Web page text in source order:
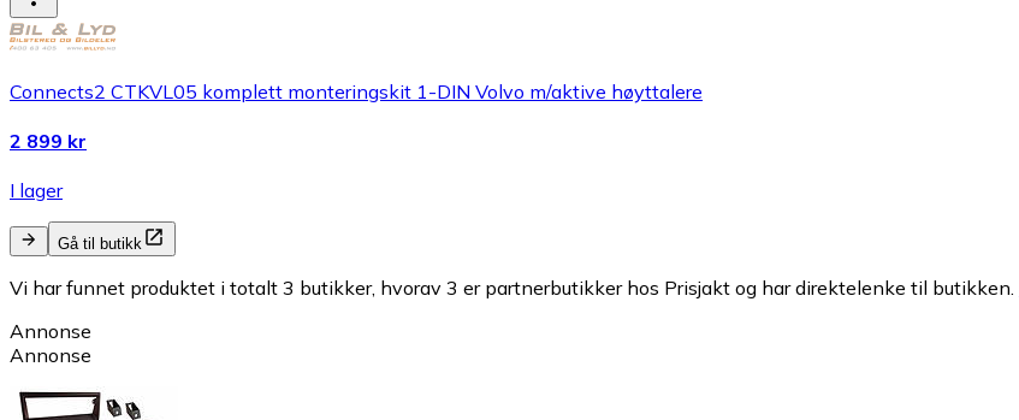
Connects2 CTKVL05 komplett monteringskit 1-DIN Volvo m/aktive høyttalere
2 899 kr
I lager
Gå til butikk
Vi har funnet produktet i totalt 3 butikker, hvorav 3 er partnerbutikker hos Prisjakt og har direktelenke til butikken.
Annonse
Annonse